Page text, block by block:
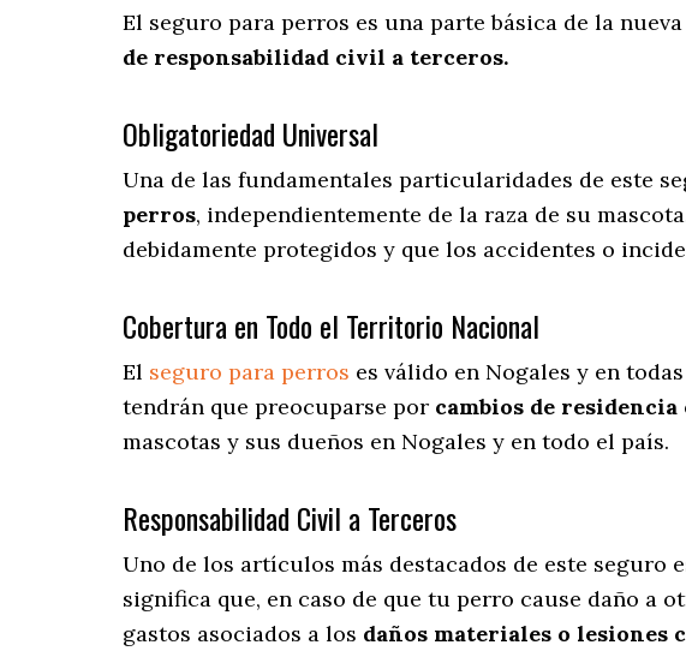
El seguro para perros es una parte básica de la nueva
de responsabilidad civil a terceros.
Obligatoriedad Universal
Una de las fundamentales particularidades de este
perros, independientemente de la raza de su
debidamente protegidos y que los accidentes o
Cobertura en Todo el Territorio Nacional
El seguro para perros es válido en Nogales y en
tendrán que preocuparse por cambios de residencia
mascotas y sus dueños en Nogales y en todo el país.
Responsabilidad Civil a Terceros
Uno de los artículos más destacados de este seguro
significa que, en caso de que tu perro cause daño a
gastos asociados a los daños materiales o lesiones